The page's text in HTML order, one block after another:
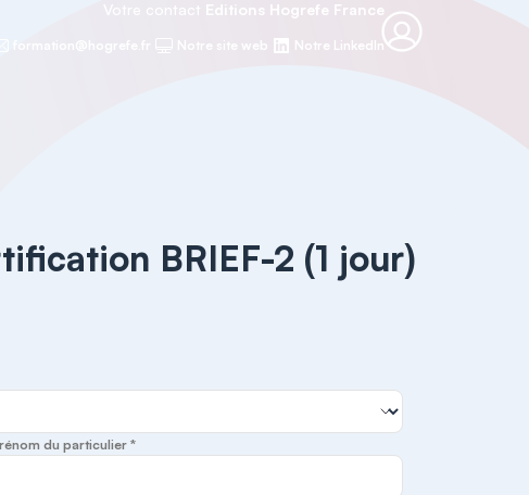
Votre contact Editions Hogrefe France
Notre site web Notre LinkedIn
BRIEF-2 (1 jour)
du particulier *